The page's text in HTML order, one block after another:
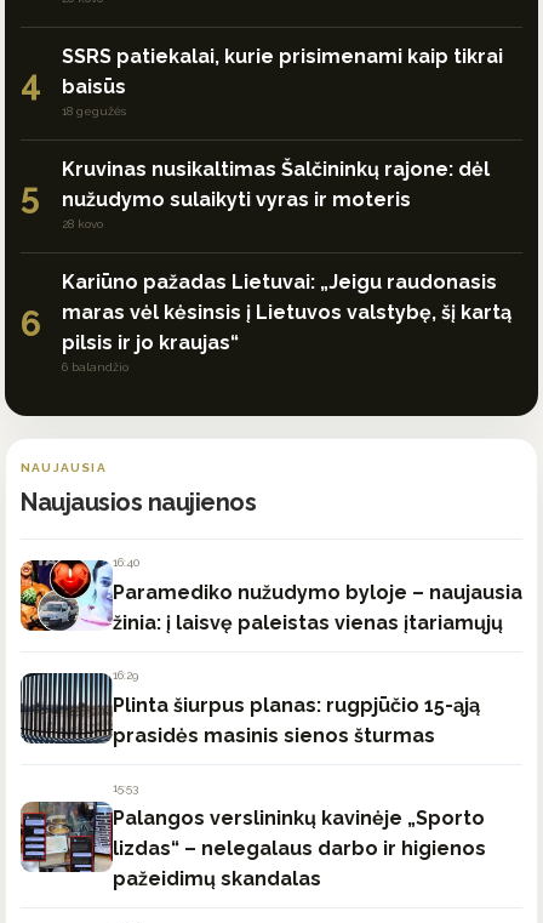
4
SSRS patiekalai, kurie prisimenami kaip tikrai
baisūs
18 gegužės
5
Kruvinas nusikaltimas Šalčininkų rajone: dėl
nužudymo sulaikyti vyras ir moteris
28 kovo
6
Kariūno pažadas Lietuvai: „Jeigu raudonasis
maras vėl kėsinsis į Lietuvos valstybę, šį kartą
pilsis ir jo kraujas“
6 balandžio
NAUJAUSIA
Naujausios naujienos
16:40
Paramediko nužudymo byloje – naujausia
žinia: į laisvę paleistas vienas įtariamųjų
16:29
Plinta šiurpus planas: rugpjūčio 15-ąją
prasidės masinis sienos šturmas
15:53
Palangos verslininkų kavinėje „Sporto
lizdas“ – nelegalaus darbo ir higienos
pažeidimų skandalas